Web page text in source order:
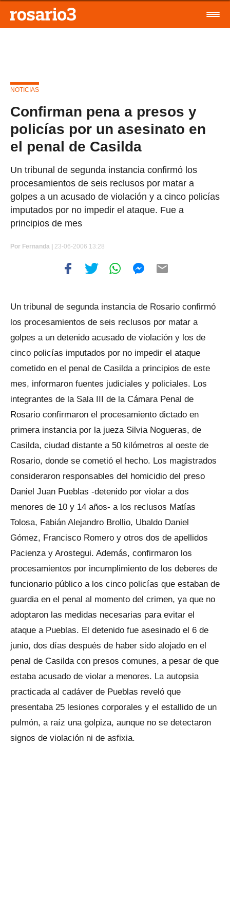
NOTICIAS
Confirman pena a presos y
policías por un asesinato en
el penal de Casilda
Un tribunal de segunda instancia confirmó los
procesamientos de seis reclusos por matar a
golpes a un acusado de violación y a cinco policías
imputados por no impedir el ataque. Fue a
principios de mes
Por Fernanda | 23-06-2006 13:28
Un tribunal de segunda instancia de Rosario confirmó
los procesamientos de seis reclusos por matar a
golpes a un detenido acusado de violación y los de
cinco policías imputados por no impedir el ataque
cometido en el penal de Casilda a principios de este
mes, informaron fuentes judiciales y policiales. Los
integrantes de la Sala III de la Cámara Penal de
Rosario confirmaron el procesamiento dictado en
primera instancia por la jueza Silvia Nogueras, de
Casilda, ciudad distante a 50 kilómetros al oeste de
Rosario, donde se cometió el hecho. Los magistrados
consideraron responsables del homicidio del preso
Daniel Juan Pueblas -detenido por violar a dos
menores de 10 y 14 años- a los reclusos Matías
Tolosa, Fabián Alejandro Brollio, Ubaldo Daniel
Gómez, Francisco Romero y otros dos de apellidos
Pacienza y Arostegui. Además, confirmaron los
procesamientos por incumplimiento de los deberes de
funcionario público a los cinco policías que estaban de
guardia en el penal al momento del crimen, ya que no
adoptaron las medidas necesarias para evitar el
ataque a Pueblas. El detenido fue asesinado el 6 de
junio, dos días después de haber sido alojado en el
penal de Casilda con presos comunes, a pesar de que
estaba acusado de violar a menores. La autopsia
practicada al cadáver de Pueblas reveló que
presentaba 25 lesiones corporales y el estallido de un
pulmón, a raíz una golpiza, aunque no se detectaron
signos de violación ni de asfixia.